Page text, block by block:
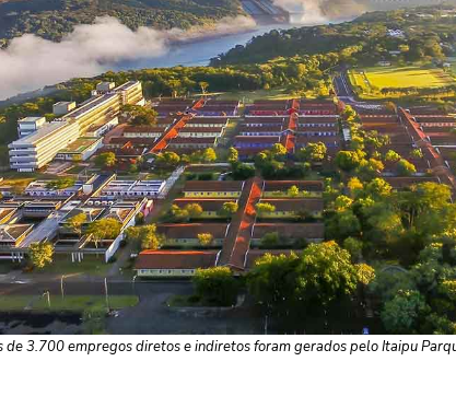
de 3.700 empregos diretos e indiretos foram gerados pelo Itaipu